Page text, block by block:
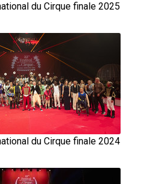
du Cirque finale 2025
du Cirque finale 2024